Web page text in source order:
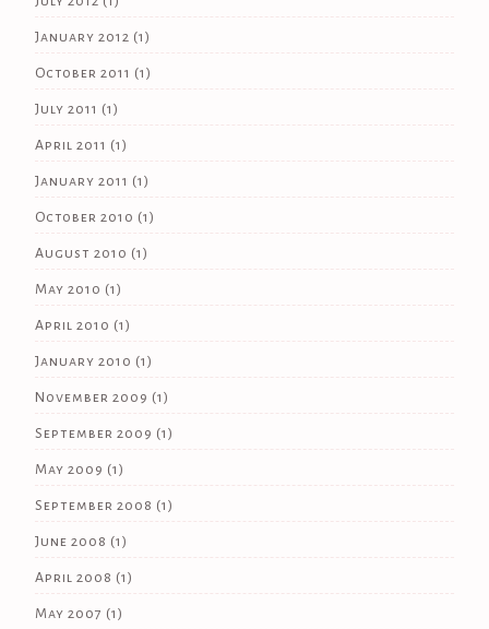
January 2012 (1)
October 2011 (1)
July 2011 (1)
April 2011 (1)
January 2011 (1)
October 2010 (1)
August 2010 (1)
May 2010 (1)
April 2010 (1)
January 2010 (1)
November 2009 (1)
September 2009 (1)
May 2009 (1)
September 2008 (1)
June 2008 (1)
April 2008 (1)
May 2007 (1)